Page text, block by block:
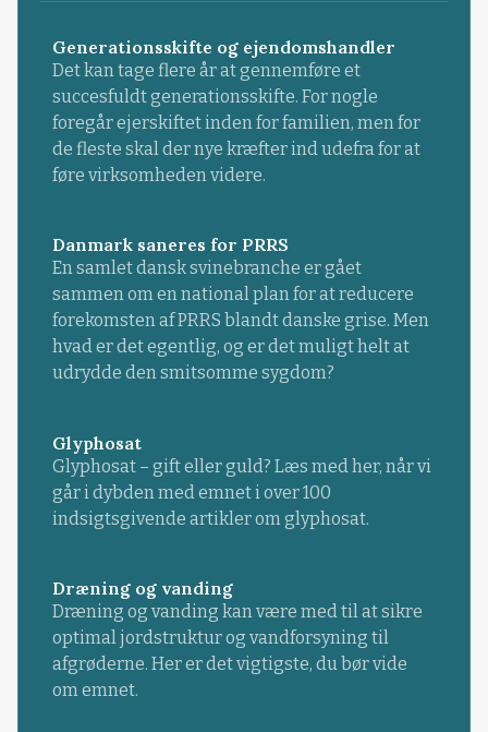
Generationsskifte og ejendomshandler
Det kan tage flere år at gennemføre et
succesfuldt generationsskifte. For nogle
foregår ejerskiftet inden for familien, men for
de fleste skal der nye kræfter ind udefra for at
føre virksomheden videre.
Danmark saneres for PRRS
En samlet dansk svinebranche er gået
sammen om en national plan for at reducere
forekomsten af PRRS blandt danske grise. Men
hvad er det egentlig, og er det muligt helt at
udrydde den smitsomme sygdom?
Glyphosat
Glyphosat – gift eller guld? Læs med her, når vi
går i dybden med emnet i over 100
indsigtsgivende artikler om glyphosat.
Dræning og vanding
Dræning og vanding kan være med til at sikre
optimal jordstruktur og vandforsyning til
afgrøderne. Her er det vigtigste, du bør vide
om emnet.